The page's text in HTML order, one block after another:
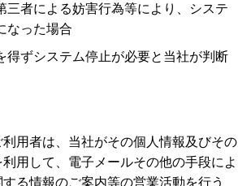
三者による妨害行為等により、システ
なった場合
得ずシステム停止が必要と当社が判断
用者は、当社がその個人情報及びその
用して、電子メールその他の手段によ
る情報のご案内等の営業活動を行う